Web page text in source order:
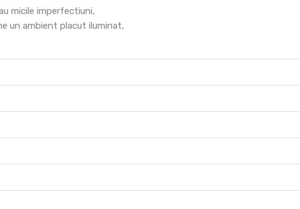
micile imperfectiuni,
un ambient placut iluminat,